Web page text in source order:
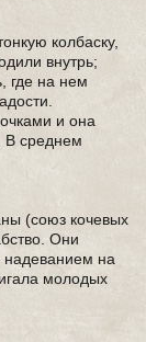
колбаску,
внутрь;
где на нем
и она
В среднем
(союз кочевых
Они
на
молодых